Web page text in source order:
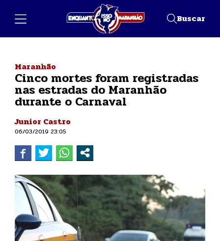
Buscar
Maranhão
Cinco mortes foram registradas
nas estradas do Maranhão
durante o Carnaval
Junior Castro
06/03/2019 23:05